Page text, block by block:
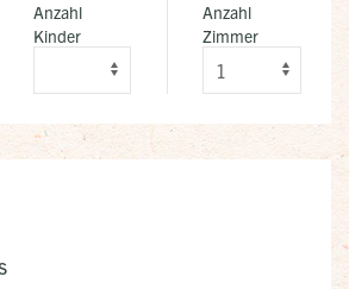
Anzahl
Kinder
Anzahl
Zimmer